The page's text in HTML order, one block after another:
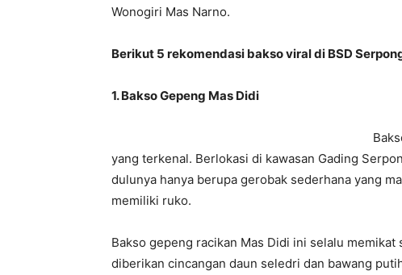
Wonogiri Mas Narno.
Berikut 5 rekomendasi bakso viral di BSD
1. Bakso Gepeng Mas Didi
yang terkenal. Berlokasi di kawasan Gading
dulunya hanya berupa gerobak sederhana yang
memiliki ruko.
Bakso gepeng racikan Mas Didi ini selalu
diberikan cincangan daun seledri dan bawang